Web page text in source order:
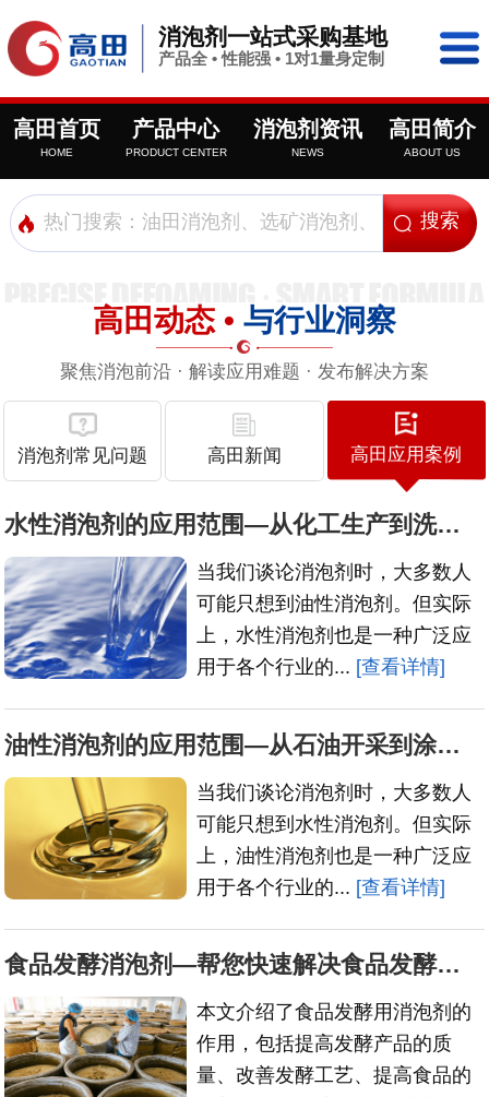
消泡剂一站式采购基地
产品全 • 性能强 • 1对1量身定制
高田首页
HOME
产品中心
PRODUCT CENTER
消泡剂资讯
NEWS
高田简介
ABOUT US
高田动态 • 与行业洞察
聚焦消泡前沿 · 解读应用难题 · 发布解决方案
消泡剂常见问题 高田新闻 高田应用案例
水性消泡剂的应用范围—从化工生产到洗衣清洁，无处不在
当我们谈论消泡剂时，大多数人
可能只想到油性消泡剂。但实际
上，水性消泡剂也是一种广泛应
用于各个行业的... [查看详情]
油性消泡剂的应用范围—从石油开采到涂料制造，无处不在
当我们谈论消泡剂时，大多数人
可能只想到水性消泡剂。但实际
上，油性消泡剂也是一种广泛应
用于各个行业的... [查看详情]
食品发酵消泡剂—帮您快速解决食品发酵过程中的泡沫问题
本文介绍了食品发酵用消泡剂的
作用，包括提高发酵产品的质
量、改善发酵工艺、提高食品的